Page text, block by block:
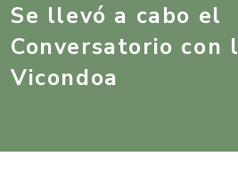
Se llevó a cabo el
Conversatorio con
Vicondoa